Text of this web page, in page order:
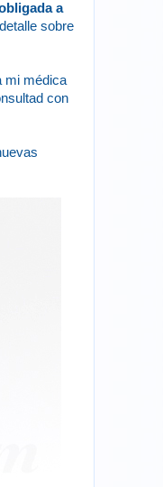
a
sobre
mi médica
con